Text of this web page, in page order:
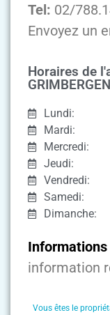
Tel: 02/
Envoyez un
Horaires de
GRIMBERGEN
Lundi:
Mardi:
Mercredi:
Jeudi:
Vendredi:
Samedi:
Dimanche:
information
Vous êtes le